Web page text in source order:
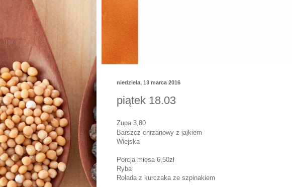
niedziela, 13 marca 2016
piątek 18.03
Zupa 3,80
Barszcz chrzanowy z jajkiem
Wiejska
Porcja mięsa 6,50zł
Ryba
Rolada z kurczaka ze szpinakiem